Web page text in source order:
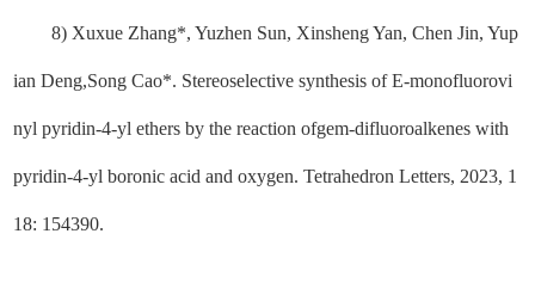
8) Xuxue Zhang*, Yuzhen Sun, Xinsheng Yan, Chen Jin, Yup
ian Deng,Song Cao*. Stereoselective synthesis of E-monofluorovi
nyl pyridin-4-yl ethers by the reaction ofgem-difluoroalkenes with
pyridin-4-yl boronic acid and oxygen. Tetrahedron Letters, 2023, 1
18: 154390.